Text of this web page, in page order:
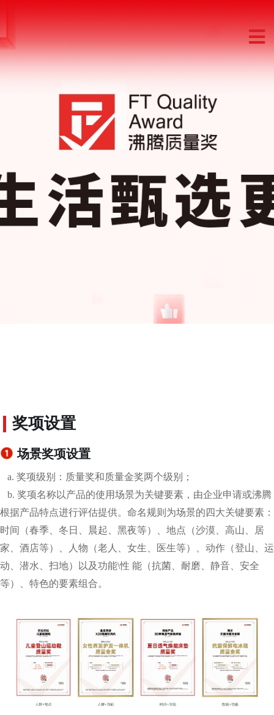
奖项设置
场景奖项设置
a. 奖项级别：质量奖和质量金奖两个级别；
b. 奖项名称以产品的使用场景为关键要素，由企业申请或沸腾
根据产品特点进行评估提供。命名规则为场景的四⼤关键要素：
时间（春季、冬⽇、晨起、⿊夜等）、地点（沙漠、⾼⼭、居
家、酒店等）、⼈物（⽼⼈、⼥⽣、医⽣等）、动作（登⼭、运
动、潜⽔、扫地）以及功能\性 能（抗菌、耐磨、静⾳、安全
等）、特⾊的要素组合。